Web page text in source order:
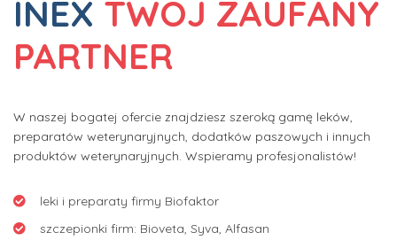
INEX TWÓJ ZAUFANY
PARTNER
W naszej bogatej ofercie znajdziesz szeroką gamę leków,
preparatów weterynaryjnych, dodatków paszowych i innych
produktów weterynaryjnych. Wspieramy profesjonalistów!
leki i preparaty firmy Biofaktor
szczepionki firm: Bioveta, Syva, Alfasan